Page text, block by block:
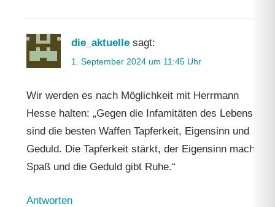
die_aktuelle sagt:
1. September 2024 um 11:45 Uhr
Wir werden es nach Möglichkeit mit Herrmann
Hesse halten: „Gegen die Infamitäten des Lebens
sind die besten Waffen Tapferkeit, Eigensinn und
Geduld. Die Tapferkeit stärkt, der Eigensinn macht
Spaß und die Geduld gibt Ruhe.“
Antworten